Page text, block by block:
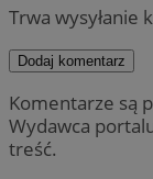
Trwa wysyłanie
Dodaj komentarz
Komentarze są
Wydawca
treść.